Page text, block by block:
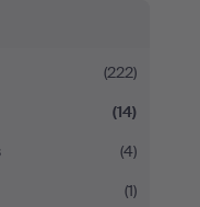
(222)
(14)
(4)
(1)